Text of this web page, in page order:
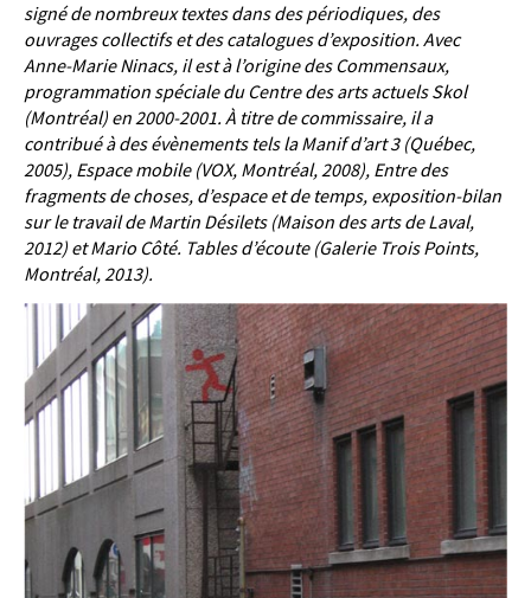
signé de nombreux textes dans des périodiques, des
ouvrages collectifs et des catalogues d’exposition. Avec
Anne-Marie Ninacs, il est à l’origine des Commensaux,
programmation spéciale du Centre des arts actuels Skol
(Montréal) en 2000-2001. À titre de commissaire, il a
contribué à des évènements tels la Manif d’art 3 (Québec,
2005), Espace mobile (VOX, Montréal, 2008), Entre des
fragments de choses, d’espace et de temps, exposition-bilan
sur le travail de Martin Désilets (Maison des arts de Laval,
2012) et Mario Côté. Tables d’écoute (Galerie Trois Points,
Montréal, 2013).